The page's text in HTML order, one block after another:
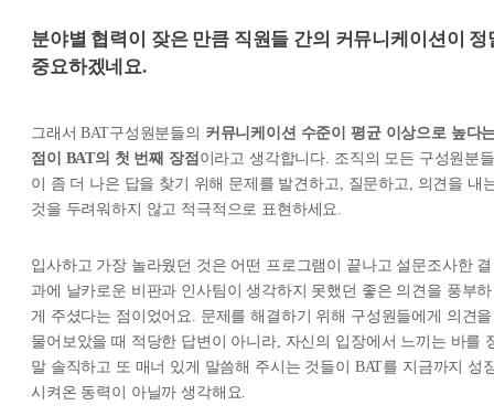
분야별 협력이 잦은 만큼 직원들 간의 커뮤니케이션이 정
중요하겠네요.
그래서 BAT구성원분들의 커뮤니케이션 수준이 평균 이상으로 높다
점이 BAT의 첫 번째 장점 이라고 생각합니다. 조직의 모든 구성원분들
이 좀 더 나은 답을 찾기 위해 문제를 발견하고, 질문하고, 의견을 내
것을 두려워하지 않고 적극적으로 표현하세요.
입사하고 가장 놀라웠던 것은 어떤 프로그램이 끝나고 설문조사한 결
과에 날카로운 비판과 인사팀이 생각하지 못했던 좋은 의견을 풍부하
게 주셨다는 점이었어요. 문제를 해결하기 위해 구성원들에게 의견을
물어보았을 때 적당한 답변이 아니라, 자신의 입장에서 느끼는 바를
말 솔직하고 또 매너 있게 말씀해 주시는 것들이 BAT를 지금까지 성
시켜온 동력이 아닐까 생각해요.